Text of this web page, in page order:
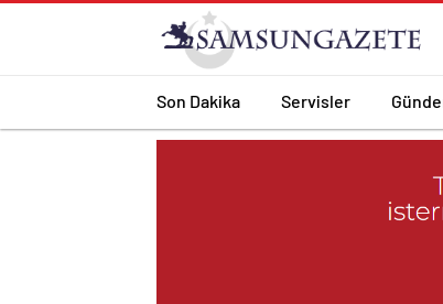
Son Dakika Servisler